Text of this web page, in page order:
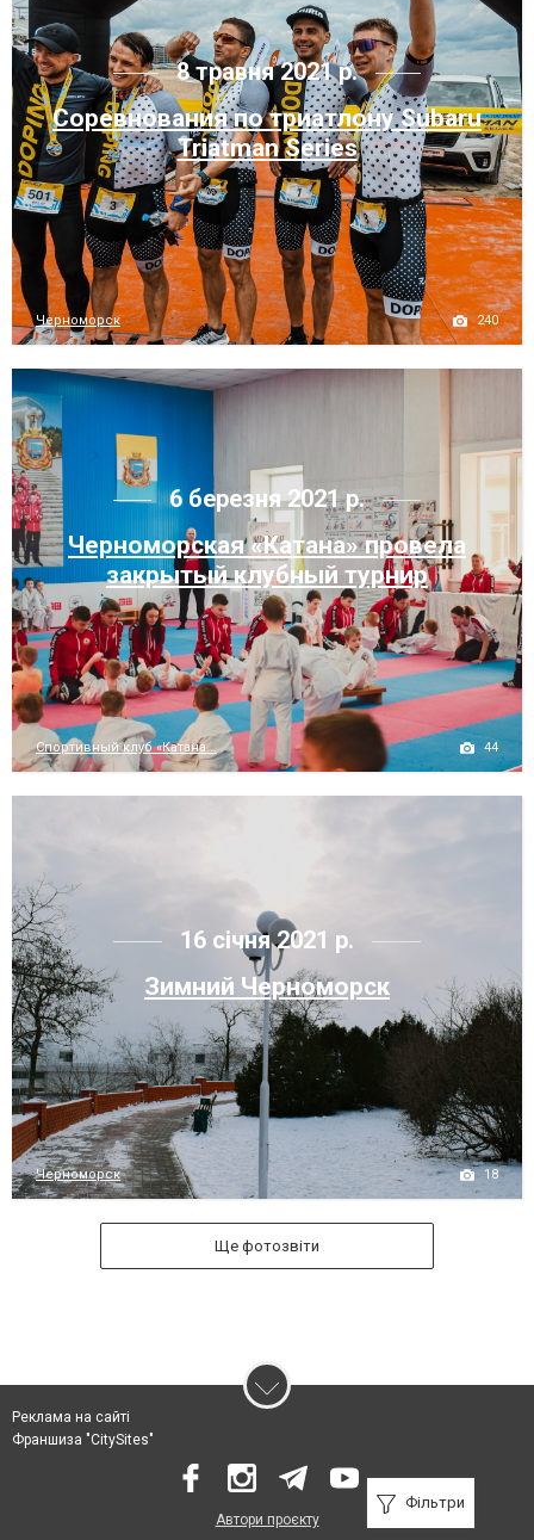
8 травня 2021 р.
Соревнования по триатлону Subaru
Triatman Series
Черноморск 240
6 березня 2021 р.
Черноморская «Катана» провела
закрытый клубный турнир
Спортивный клуб «Катана... 44
16 січня 2021 р.
Зимний Черноморск
Черноморск 18
Ще фотозвіти
Фільтри
Реклама на сайті
Франшиза "CitySites"
Автори проєкту